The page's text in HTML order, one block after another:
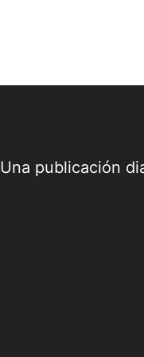
Una publicación